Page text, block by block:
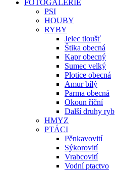
FOTOGALERIE
PSI
HOUBY
RYBY
Jelec tloušť
Štika obecná
Kapr obecný
Sumec velký
Plotice obecná
Amur bílý
Parma obecná
Okoun říční
Další druhy ryb
HMYZ
PTÁCI
Pěnkavovití
Sýkorovití
Vrabcovití
Vodní ptactvo